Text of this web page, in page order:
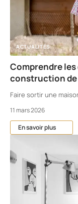
ACTUALITÉS
Comprendre les
construction
Faire sortir une
11 mars 2026
En savoir plus